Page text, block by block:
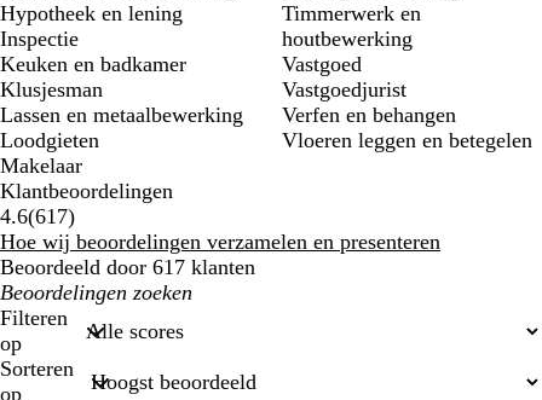
Hypotheek en lening
Inspectie
Keuken en badkamer
Klusjesman
Lassen en metaalbewerking
Loodgieten
Makelaar
Timmerwerk en
houtbewerking
Vastgoed
Vastgoedjurist
Verfen en behangen
Vloeren leggen en betegelen
Klantbeoordelingen
4.6(617617
klantbeoordelingen
)
Hoe wij beoordelingen verzamelen en presenteren
Beoordeeld door 617 klanten
Mijn
zoekopdrachten
Filteren
op
Sorteren
op